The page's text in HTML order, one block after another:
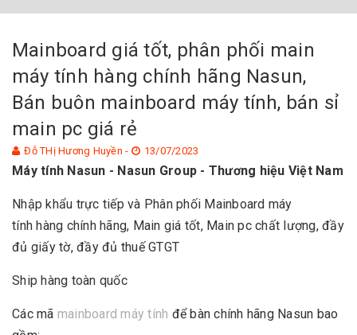
Mainboard giá tốt, phân phối main
máy tính hàng chính hãng Nasun,
Bán buôn mainboard máy tính, bán sỉ
main pc giá rẻ
Đỗ THị Hương Huyền - 13/07/2023
Máy tính Nasun - Nasun Group - Thương hiệu Việt Nam
Nhập khẩu trực tiếp và Phân phối Mainboard máy
tính hàng chính hãng, Main giá tốt, Main pc chất lượng, đầy
đủ giấy tờ, đầy đủ thuế GTGT
Ship hàng toàn quốc
Các mã mainboard máy tính để bàn chính hãng Nasun bao